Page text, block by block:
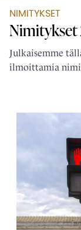
NIMITYKSET
Julkaisemme
ilmoittamia